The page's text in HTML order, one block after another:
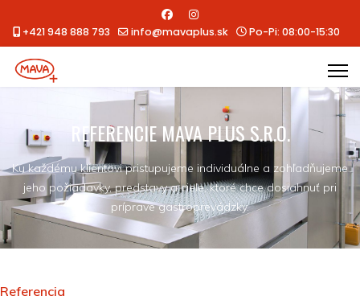
+421 948 888 793 info@mavaplus.sk Po-Pi: 08:00-15:30
REFERENCIE MAVA PLUS S.R.O.
Ku každému klientovi pristupujeme individuálne a zohľadňujeme
jeho požiadavky, predstavy a ciele, ktoré chce dosiahnuť pri
príprave gastroprevádzky.
Referencia